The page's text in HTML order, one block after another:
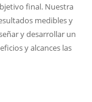
final. Nuestra
medibles y
y desarrollar un
y alcances las